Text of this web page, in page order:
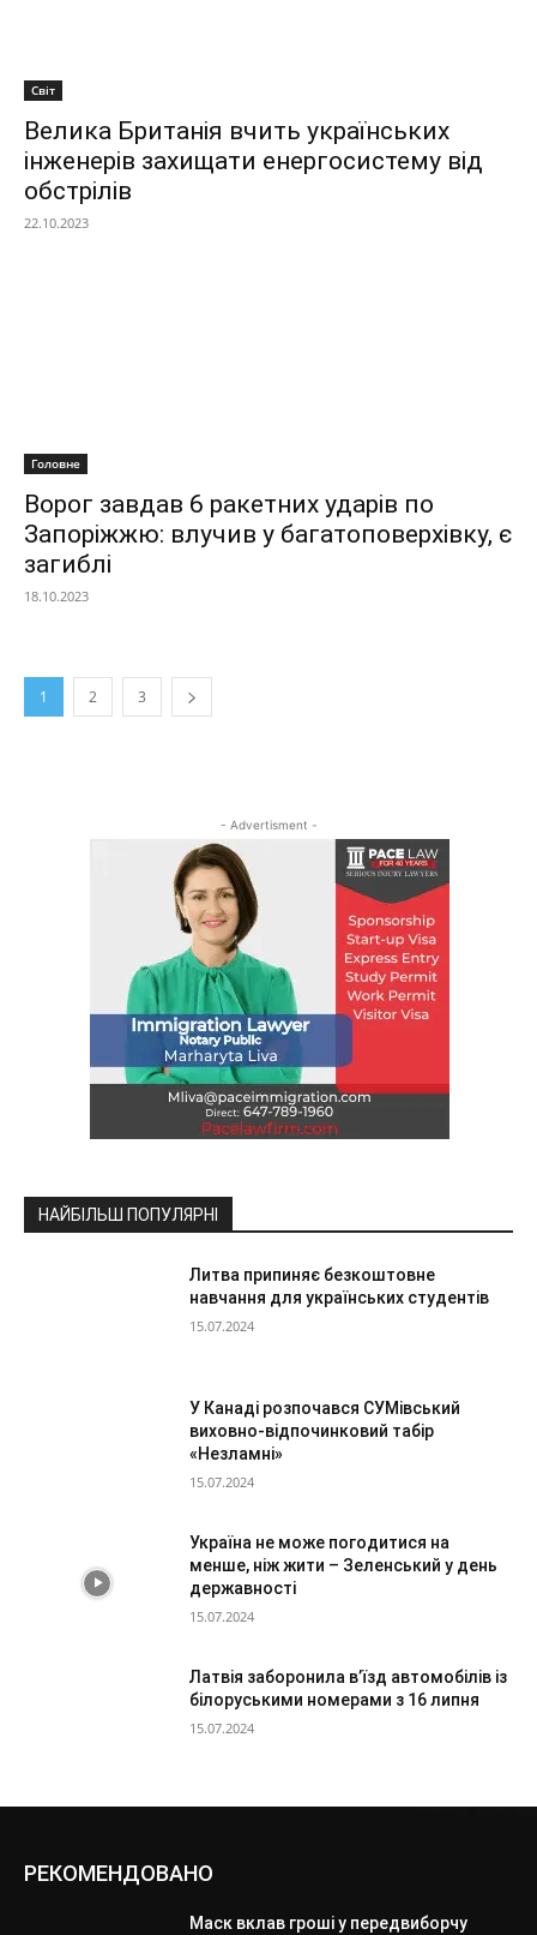
Світ
Велика Британія вчить українських
інженерів захищати енергосистему від
обстрілів
22.10.2023
Головне
Ворог завдав 6 ракетних ударів по
Запоріжжю: влучив у багатоповерхівку, є
загиблі
18.10.2023
1 2 3
- Advertisment -
НАЙБІЛЬШ ПОПУЛЯРНІ
Литва припиняє безкоштовне
навчання для українських студентів
15.07.2024
У Канаді розпочався СУМівський
виховно-відпочинковий табір
«Незламні»
15.07.2024
Україна не може погодитися на
менше, ніж жити – Зеленський у день
державності
15.07.2024
Латвія заборонила в’їзд автомобілів із
білоруськими номерами з 16 липня
15.07.2024
РЕКОМЕНДОВАНО
Маск вклав гроші у передвиборчу